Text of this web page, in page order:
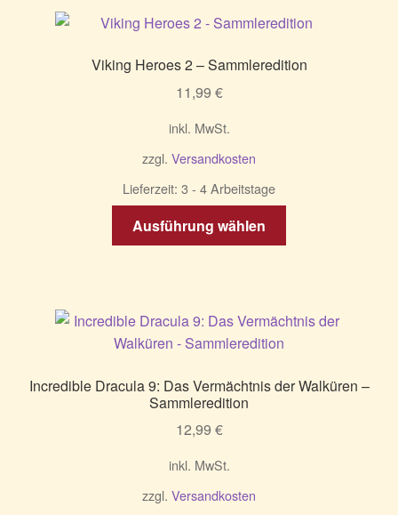
Viking Heroes 2 – Sammleredition
11,99 €
inkl. MwSt.
zzgl. Versandkosten
Lieferzeit: 3 - 4 Arbeitstage
Ausführung wählen
auf.
können
Incredible Dracula 9: Das Vermächtnis der Walküren –
Sammleredition
12,99 €
inkl. MwSt.
zzgl. Versandkosten